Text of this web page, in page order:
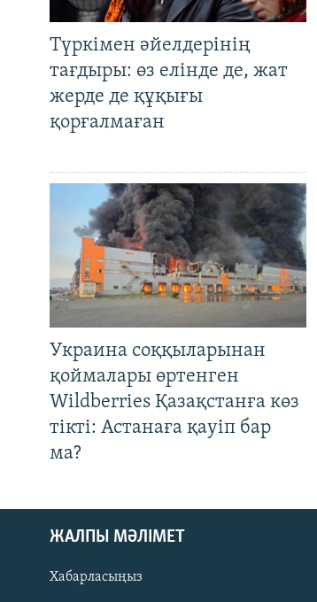
Түркімен әйелдерінің
тағдыры: өз елінде де, жат
жерде де құқығы
қорғалмаған
Украина соққыларынан
қоймалары өртенген
Wildberries Қазақстанға көз
тікті: Астанаға қауіп бар
ма?
ЖАЛПЫ МӘЛІМЕТ
Хабарласыңыз